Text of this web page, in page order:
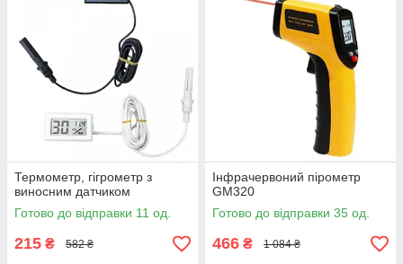
Термометр, гігрометр з
виносним датчиком
Готово до відправки 11 од.
215 ₴ 582 ₴
Інфрачервоний пірометр
GM320
Готово до відправки 35 од.
466 ₴ 1 084 ₴